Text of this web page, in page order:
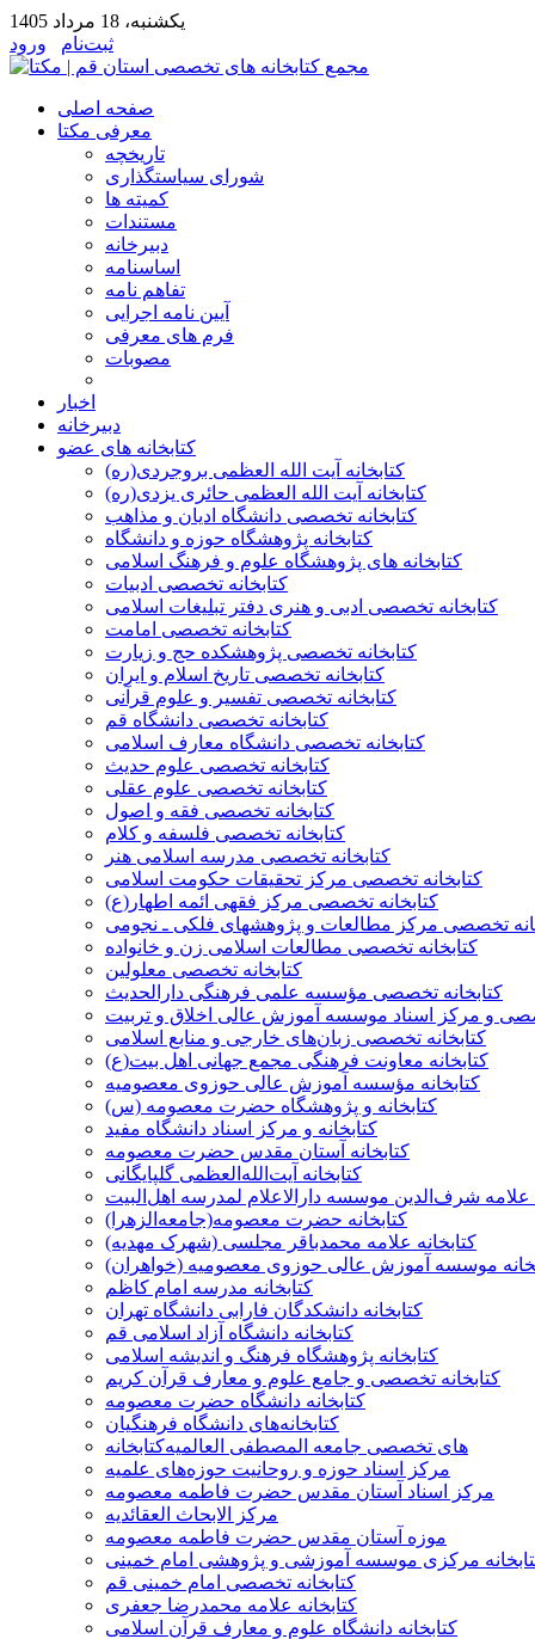
يكشنبه، 18 مرداد 1405
ثبت‌نام
ورود
صفحه اصلی
معرفی مکتا
تاریخچه
شورای سیاستگذاری
کمیته ها
مستندات
دبیرخانه
اساسنامه
تفاهم نامه
آیین نامه اجرایی
فرم های معرفی
مصوبات
اخبار
دبیرخانه
کتابخانه های عضو
کتابخانه آیت الله العظمی بروجردی(ره)
کتابخانه آیت الله العظمی حائری یزدی(ره)
کتابخانه تخصصی دانشگاه ادیان و مذاهب
کتابخانه پژوهشگاه حوزه و دانشگاه
کتابخانه های پژوهشگاه علوم و فرهنگ اسلامی
کتابخانه تخصصی ادبیات
کتابخانه تخصصی ادبی و هنری دفتر تبلیغات اسلامی
کتابخانه تخصصی امامت
کتابخانه تخصصی پژوهشکده حج و زیارت
کتابخانه تخصصی تاریخ اسلام و ایران
کتابخانه تخصصی تفسیر و علوم قرآنی
کتابخانه تخصصی دانشگاه قم
کتابخانه تخصصی دانشگاه معارف اسلامی
کتابخانه تخصصی علوم حدیث
کتابخانه تخصصی علوم عقلی
کتابخانه تخصصی فقه و اصول
کتابخانه تخصصی فلسفه و کلام
کتابخانه تخصصی مدرسه اسلامی هنر
کتابخانه تخصصی مرکز تحقیقات حکومت اسلامی
کتابخانه‌ تخصصی مرکز فقهی ائمه اطهار(ع)
تخصصی مرکز مطالعات و پژوهشهای فلکی ـ نجومی
کتابخانه تخصصی مطالعات اسلامی زن و خانواده
کتابخانه تخصصی معلولین
کتابخانه تخصصی مؤسسه علمی فرهنگی دارالحدیث
و مرکز اسناد موسسه آموزش عالی اخلاق و تربیت
کتابخانه تخصصی زبان‌های خارجی و منابع اسلامی
کتابخانه معاونت فرهنگی مجمع جهانی اهل بیت(ع)
کتابخانه مؤسسه آموزش عالی حوزوی معصومیه
کتابخانه و پژوهشگاه حضرت معصومه (س)
کتابخانه و مرکز اسناد دانشگاه مفید
کتابخانه آستان مقدس حضرت معصومه
کتابخانه آیت‌الله‌العظمی گلپايگانی
علامه شرف‌الدین موسسه دارالاعلام لمدرسه اهل‌البیت
کتابخانه حضرت معصومه(جامعه‌الزهرا)
کتابخانه علامه محمدباقر مجلسی (شهرک مهدیه)
موسسه آموزش عالی حوزوی معصومیه (خواهران)
کتابخانه مدرسه امام کاظم
کتابخانه دانشکدگان فارابی دانشگاه تهران
کتابخانه دانشگاه آزاد اسلامی قم
کتابخانه پژوهشگاه فرهنگ و اندیشه اسلامی
کتابخانه تخصصی و جامع علوم و معارف قرآن کریم
کتابخانه دانشگاه حضرت معصومه
کتابخانه‌های دانشگاه فرهنگیان
کتابخانه‌‎های تخصصی جامعه المصطفی العالمیه
مرکز اسناد حوزه و روحانیت حوزه‌های علمیه
مرکز اسناد آستان مقدس حضرت فاطمه معصومه
مرکز الابحاث العقائدیه
موزه آستان مقدس حضرت فاطمه معصومه
مرکزی موسسه آموزشی و پژوهشی امام خمینی
کتابخانه تخصصی امام خمینی قم
کتابخانه علامه محمدرضا جعفری
کتابخانه دانشگاه علوم و معارف قرآن اسلامی